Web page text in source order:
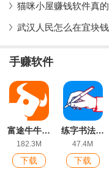
猫咪小屋赚钱软件真
手赚软件
富途牛牛app
182.3M
下载
练字书法家app官方版
47.4M
下载